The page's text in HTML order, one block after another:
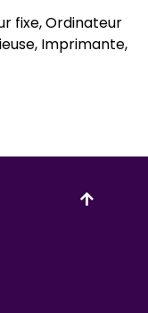
fixe, Ordinateur
Imprimante,